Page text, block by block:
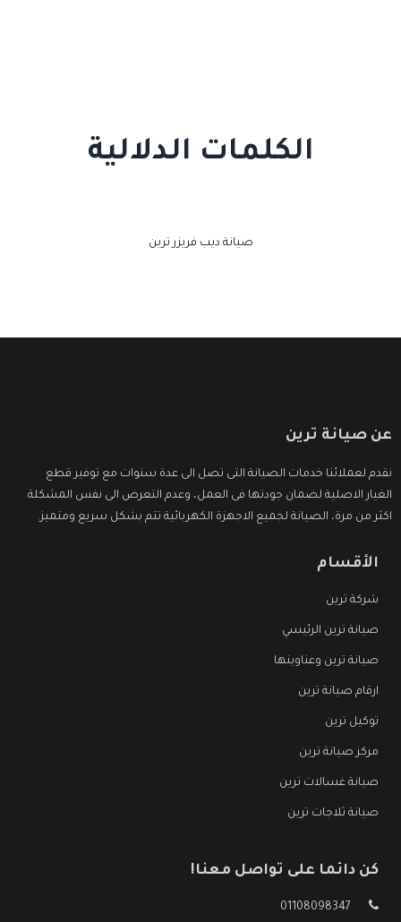
الكلمات الدلالية
صيانة ديب فريزر ترين
عن صيانة ترين
نقدم لعملائنا خدمات الصيانة التى تصل الى عدة سنوات مع توفير قطع
الغيار الاصلية لضمان جودتها فى العمل، وعدم التعرض الى نفس المشكلة
اكثر من مرة، الصيانة لجميع الاجهزة الكهربائية تتم بشكل سريع ومتميز.
الأقسام
شركة ترين
صيانة ترين الرئيسي
صيانة ترين وعناوينها
ارقام صيانة ترين
توكيل ترين
مركز صيانة ترين
صيانة غسالات ترين
صيانة ثلاجات ترين
كن دائما على تواصل معنا!
01108098347